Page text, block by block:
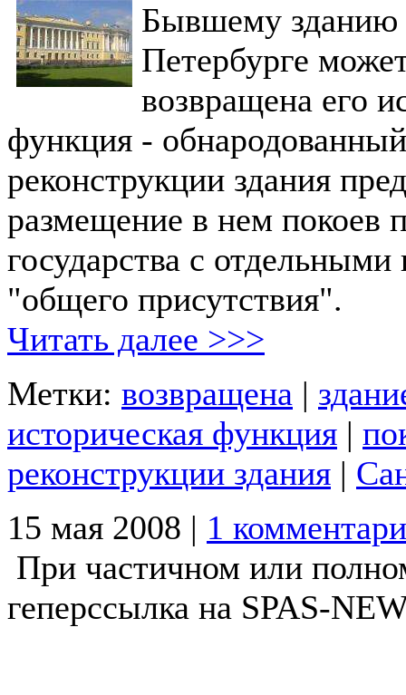
Бывшему зданию
Петербурге
возвращена его
функция -
реконструкции здания
размещение в нем покоев
государства с отдельными
"общего присутствия".
Читать далее >>>
Метки: возвращена |
историческая функция |
реконструкции здания |
15 мая 2008 | 1
При частичном или
геперссылка на SPAS-